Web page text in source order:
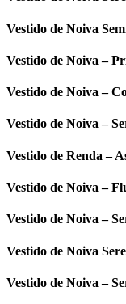
Vestido de Noiva
Vestido de Noiva –
Vestido de Noiva –
Vestido de Noiva –
Vestido de Renda –
Vestido de Noiva –
Vestido de Noiva –
Vestido de Noiva
Vestido de Noiva –